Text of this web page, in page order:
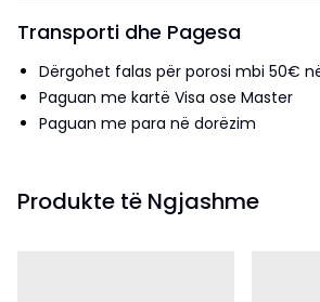
Transporti dhe Pagesa
Dërgohet falas për porosi mbi 50€
Paguan me kartë Visa ose Master
Paguan me para në dorëzim
Produkte të Ngjashme